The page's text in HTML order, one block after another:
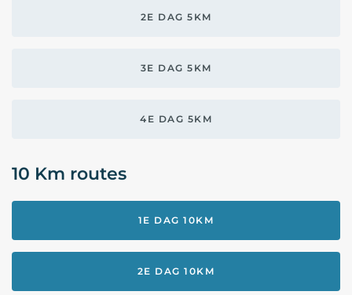
2E DAG 5KM
3E DAG 5KM
4E DAG 5KM
10 Km routes
1E DAG 10KM
2E DAG 10KM